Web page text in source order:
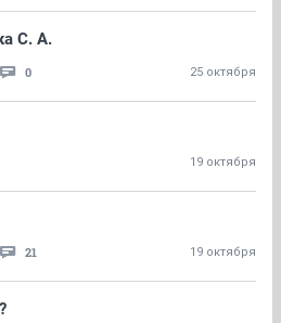
С. А.
0 25 октября
19 октября
21 19 октября